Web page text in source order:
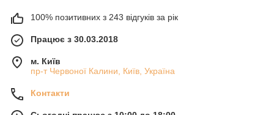
100% позитивних з 243 відгуків за рік
Працює з 30.03.2018
м. Київ
пр-т Червоної Калини, Київ, Україна
Контакти